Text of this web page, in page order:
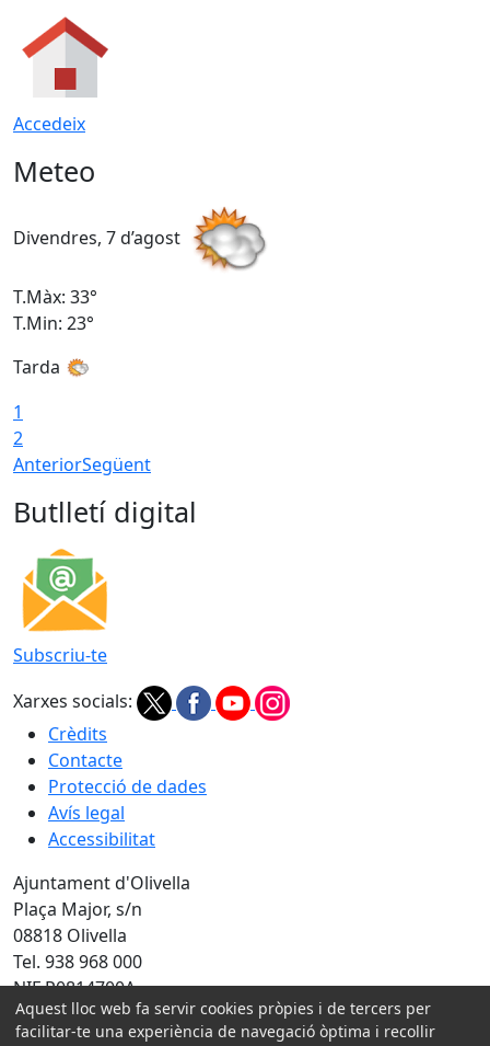
Accedeix
Meteo
Divendres, 7 d’agost
T.Màx: 33°
T.Min: 23°
Tarda
1
2
AnteriorSegüent
Butlletí digital
Subscriu-te
Xarxes socials:
Crèdits
Contacte
Protecció de dades
Avís legal
Accessibilitat
Ajuntament d'Olivella
Plaça Major, s/n
08818 Olivella
Tel. 938 968 000
NIF P0814700A
Amb la col·laboració de:
Aquest lloc web fa servir cookies pròpies i de tercers per
facilitar-te una experiència de navegació òptima i recollir